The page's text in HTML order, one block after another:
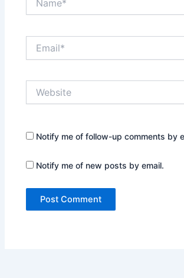
Notify me of follow-up comments by
Notify me of new posts by email.